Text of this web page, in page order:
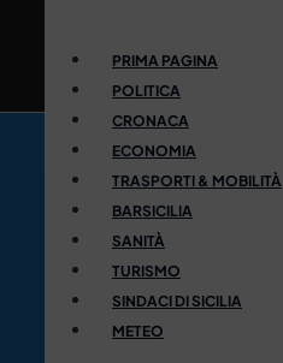
PRIMA PAGINA
POLITICA
CRONACA
ECONOMIA
TRASPORTI & MOBILITÀ
BARSICILIA
SANITÀ
TURISMO
SINDACI DI SICILIA
METEO